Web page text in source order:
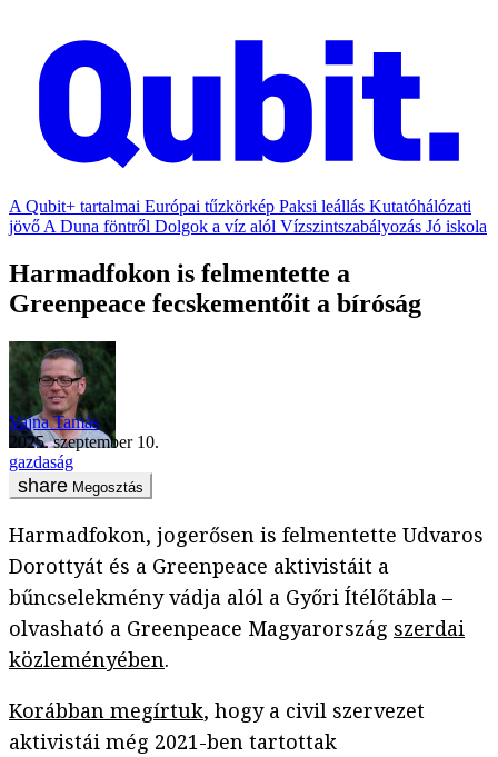
A Qubit+ tartalmai Európai tűzkörkép Paksi leállás Kutatóhálózati
jövő A Duna föntről Dolgok a víz alól Vízszintszabályozás Jó iskola
Harmadfokon is felmentette a
Greenpeace fecskementőit a bíróság
Vajna Tamás
2025. szeptember 10.
gazdaság
Megosztás
Harmadfokon, jogerősen is felmentette Udvaros
Dorottyát és a Greenpeace aktivistáit a
bűncselekmény vádja alól a Győri Ítélőtábla –
olvasható a Greenpeace Magyarország szerdai
közleményében.
Korábban megírtuk, hogy a civil szervezet
aktivistái még 2021-ben tartottak